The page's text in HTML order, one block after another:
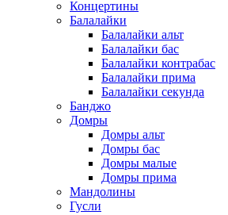
Концертины
Балалайки
Балалайки альт
Балалайки бас
Балалайки контрабас
Балалайки прима
Балалайки секунда
Банджо
Домры
Домры альт
Домры бас
Домры малые
Домры прима
Мандолины
Гусли